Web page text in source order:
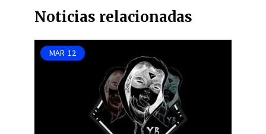
Noticias relacionadas
MAR 12